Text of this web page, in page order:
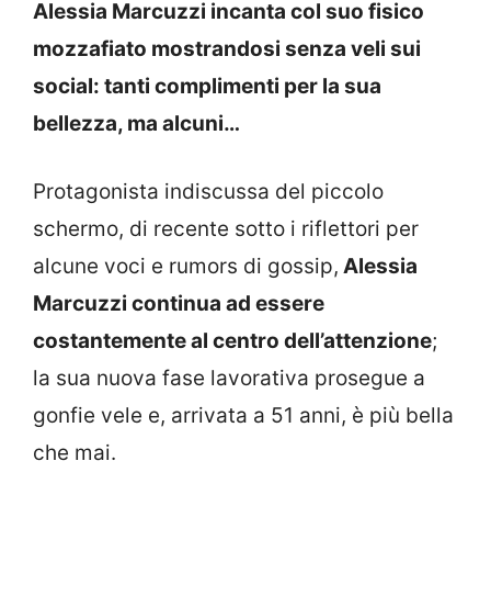
Alessia Marcuzzi incanta col suo fisico
mozzafiato mostrandosi senza veli sui
social: tanti complimenti per la sua
bellezza, ma alcuni…
Protagonista indiscussa del piccolo
schermo, di recente sotto i riflettori per
alcune voci e rumors di gossip, Alessia
Marcuzzi continua ad essere
costantemente al centro dell’attenzione;
la sua nuova fase lavorativa prosegue a
gonfie vele e, arrivata a 51 anni, è più bella
che mai.